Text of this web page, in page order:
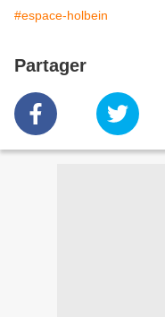
#espace-holbein
Partager